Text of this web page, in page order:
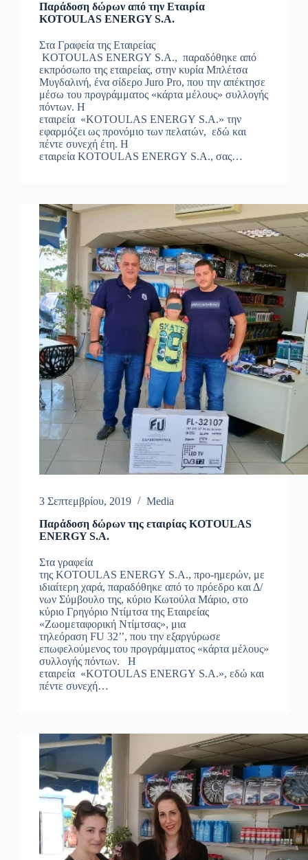
Παράδοση δώρων από την Εταιρία
KOTOULAS ENERGY S.A.
Στα Γραφεία της Εταιρείας
KOTOULAS ENERGY S.A., παραδόθηκε από
εκπρόσωπο της εταιρείας, στην κυρία Μπλέτσα
Μυγδαλινή, ένα σίδερο Juro Pro, που την απέκτησε
μέσω του προγράμματος «κάρτα μέλους» συλλογής
πόντων. Η
εταιρεία «KOTOULAS ENERGY S.A.» την
εφαρμόζει ως προνόμιο των πελατών, εδώ και
πέντε συνεχή έτη. Η
εταιρεία KOTOULAS ENERGY S.A., σας…
3 Σεπτεμβρίου, 2019
Media
Παράδοση δώρων της εταιρίας KOTOULAS
ENERGY S.A.
Στα γραφεία
της KOTOULAS ENERGY S.A., προ-ημερών, με
ιδιαίτερη χαρά, παραδόθηκε από το πρόεδρο και Δ/
νων Σύμβουλο της, κύριο Κωτούλα Μάριο, στο
κύριο Γρηγόριο Ντίμτσα της Εταιρείας
«Ζωομεταφορική Ντίμτσας», μια
τηλεόραση FU 32’’, που την εξαργύρωσε
επωφελούμενος του προγράμματος «κάρτα μέλους»
συλλογής πόντων. Η
εταιρεία «KOTOULAS ENERGY S.A.», εδώ και
πέντε συνεχή…